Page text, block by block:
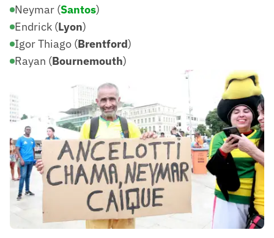
Neymar (Santos)
Endrick (Lyon)
Igor Thiago (Brentford)
Rayan (Bournemouth)